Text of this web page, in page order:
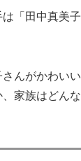
「田中真美
んがかわい
家族はどん